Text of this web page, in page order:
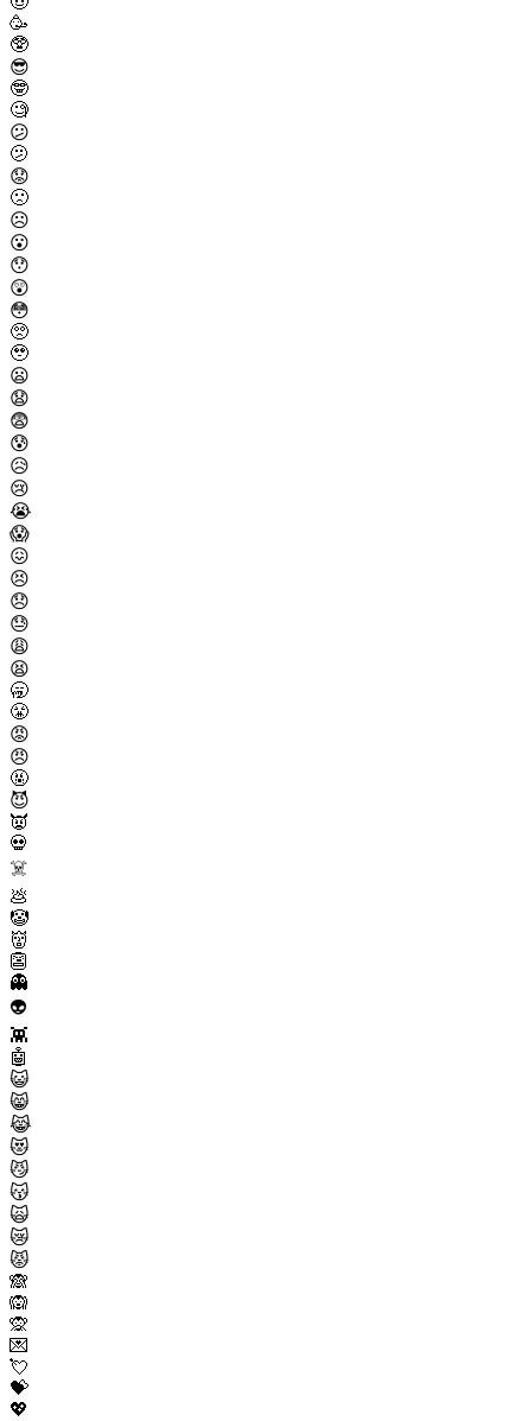
🥳
🥸
😎
🤓
🧐
😕
🫤
😟
🙁
☹️
😮
😯
😲
😳
🥺
🥹
😦
😧
😨
😰
😥
😢
😭
😱
😖
😣
😞
😓
😩
😫
🥱
😤
😡
😠
🤬
😈
👿
💀
☠️
💩
🤡
👹
👺
👻
👽
👾
🤖
😺
😸
😹
😻
😼
😽
🙀
😿
😾
🙈
🙉
🙊
💌
💘
💝
💖